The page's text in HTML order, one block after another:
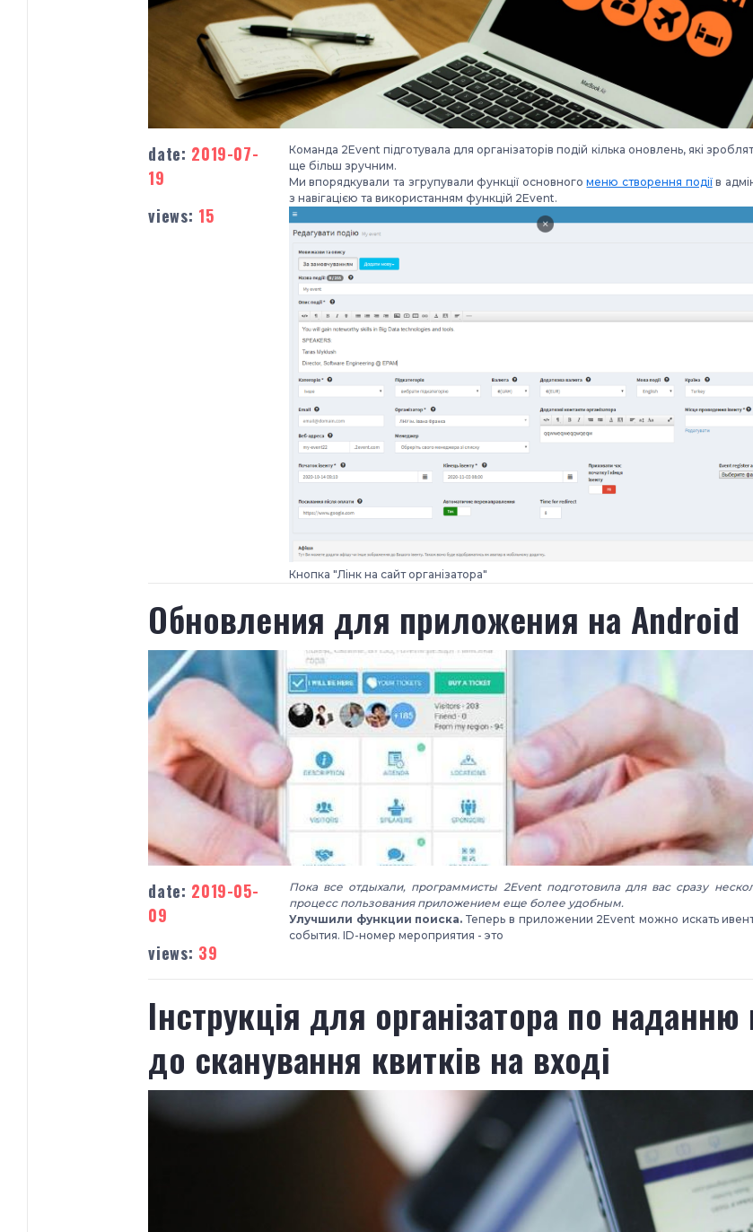
date: 2019-07-
19
views: 15
Команда 2Event підготувала для організаторів подій кілька оновлень, які
ще більш зручним.
Ми впорядкували та згрупували функції основногоменю створення подіїв
з навігацією та використанням функцій 2Event.
Кнопка "Лінк на сайт організатора"
​Обновления для приложения на Android
date: 2019-05-
09
views: 39
Пока все отдыхали, программисты 2Event подготовила для вас сразу
процесс пользования приложением еще более удобным.
Улучшили функции поиска.Теперь в приложении 2Event можно искать
события. ID-номер мероприятия - это
​Інструкція для організатора по
до сканування квитків на вході